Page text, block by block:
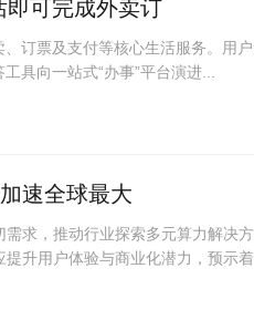
即可完成外卖订
订票及支付等核心生活服务。用
具向一站式“办事”平台演进...
速全球最大
求，推动行业探索多元算力解决
升用户体验与商业化潜力，预示着